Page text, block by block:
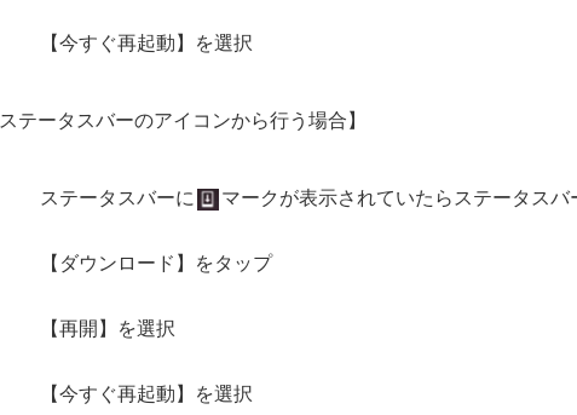
【今すぐ再起動】を選択
ステータスバーのアイコンから行う場合】
ステータスバーに マークが表示されていたらステータスバ
【ダウンロード】をタップ
【再開】を選択
【今すぐ再起動】を選択